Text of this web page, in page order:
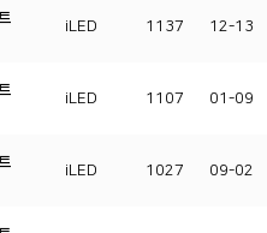
iLED 1137 12-13
iLED 1107 01-09
iLED 1027 09-02